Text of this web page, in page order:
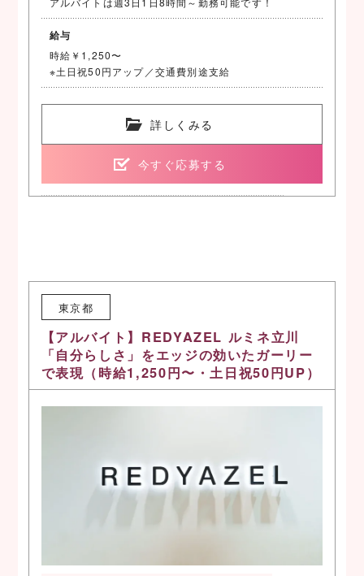
給与
時給￥1,250〜
※土日祝50円アップ／交通費別途支給
詳しくみる
今すぐ応募する
【アルバイト】REDYAZEL ルミネ立川
「自分らしさ」をエッジの効いたガーリー
で表現（時給1,250円〜・土日祝50円UP）
東京都